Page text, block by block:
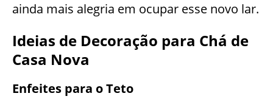
ainda mais alegria em ocupar esse novo lar.
Ideias de Decoração para Chá de
Casa Nova
Enfeites para o Teto